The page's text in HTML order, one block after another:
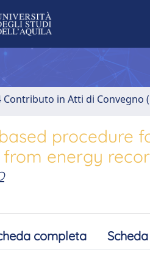
Contributo in Atti di Convegno
procedure
energy
completa